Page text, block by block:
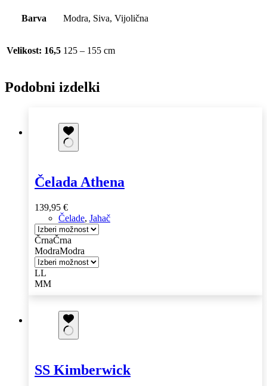
Barva Modra, Siva, Vijolična
Velikost: 16,5 125 – 155 cm
Podobni izdelki
Čelada Athena
139,95 €
Čelade, Jahač
ČrnaČrna
ModraModra
LL
MM
Ta
različic.
izberete
na
SS Kimberwick